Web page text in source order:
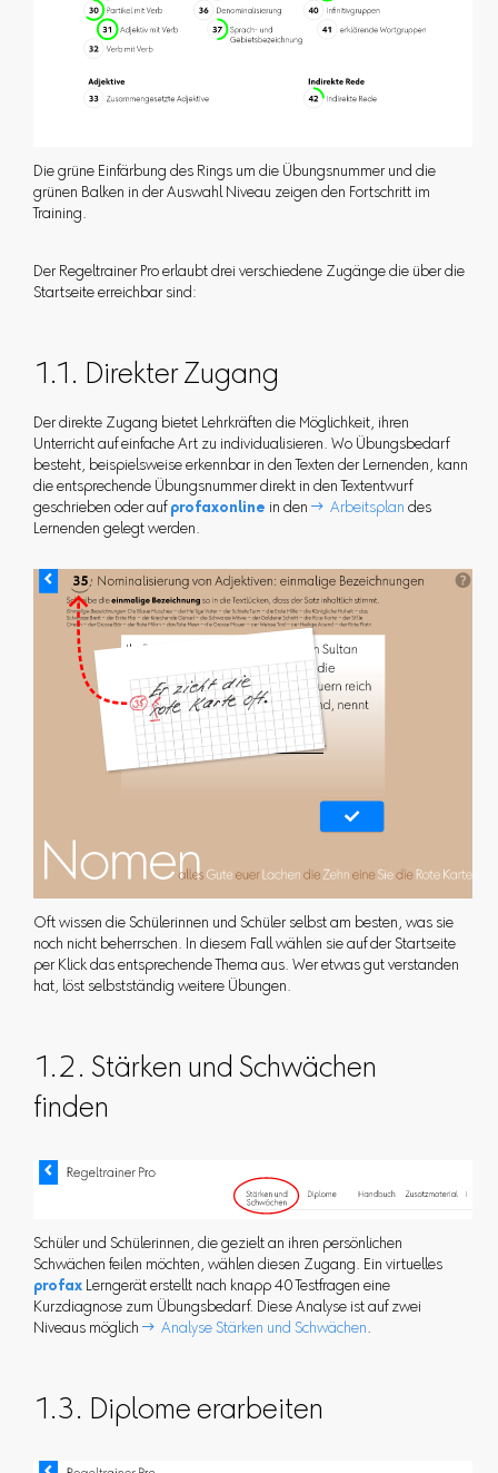
Die grüne Einfärbung des Rings um die Übungsnummer und die
grünen Balken in der Auswahl Niveau zeigen den Fortschritt im
Training.
Der Regeltrainer Pro erlaubt drei verschiedene Zugänge die über die
Startseite erreichbar sind:
1.1. Direkter Zugang
Der direkte Zugang bietet Lehrkräften die Möglichkeit, ihren
Unterricht auf einfache Art zu individualisieren. Wo Übungsbedarf
besteht, beispielsweise erkennbar in den Texten der Lernenden, kann
die entsprechende Übungsnummer direkt in den Textentwurf
geschrieben oder auf profaxonline in den  Arbeitsplan des
Lernenden gelegt werden.
Oft wissen die Schülerinnen und Schüler selbst am besten, was sie
noch nicht beherrschen. In diesem Fall wählen sie auf der Startseite
per Klick das entsprechende Thema aus. Wer etwas gut verstanden
hat, löst selbstständig weitere Übungen.
1.2. Stärken und Schwächen
finden
Schüler und Schülerinnen, die gezielt an ihren persönlichen
Schwächen feilen möchten, wählen diesen Zugang. Ein virtuelles
profaxLerngerät erstellt nach knapp 40 Testfragen eine
Kurzdiagnose zum Übungsbedarf. Diese Analyse ist auf zwei
Niveaus möglich  Analyse Stärken und Schwächen.
1.3. Diplome erarbeiten